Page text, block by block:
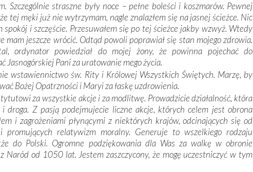
Szczególnie straszne były noce – pełne boleści i koszmarów. Pewnej
tej męki już nie wytrzymam, nagle znalazłem się na jasnej ścieżce. Nic
spokój i szczęście. Przesuwałem się po tej ścieżce jakby wzwyż. Wtedy
mam jeszcze wrócić. Odtąd powoli poprawiał się stan mojego zdrowia.
ordynator powiedział do mojej żony, że powinna pojechać do
Jasnogórskiej Pani za uratowanie mego życia.
wstawiennictwo św. Rity i Królowej Wszystkich Świętych. Marzę, by
Bożej Opatrzności i Maryi za łaskę uzdrowienia.
za wszystkie akcje i za modlitwę. Prowadzicie działalność, która
droga. Z pasją podejmujecie liczne akcje, których celem jest obrona
i zagrożeniami płynącymi z niektórych krajów, odcinających się od
promujących relatywizm moralny. Generuje to wszelkiego rodzaju
do Polski. Ogromne podziękowania dla Was za walkę w obronie
Naród od 1050 lat. Jestem zaszczycony, że mogę uczestniczyć w tym